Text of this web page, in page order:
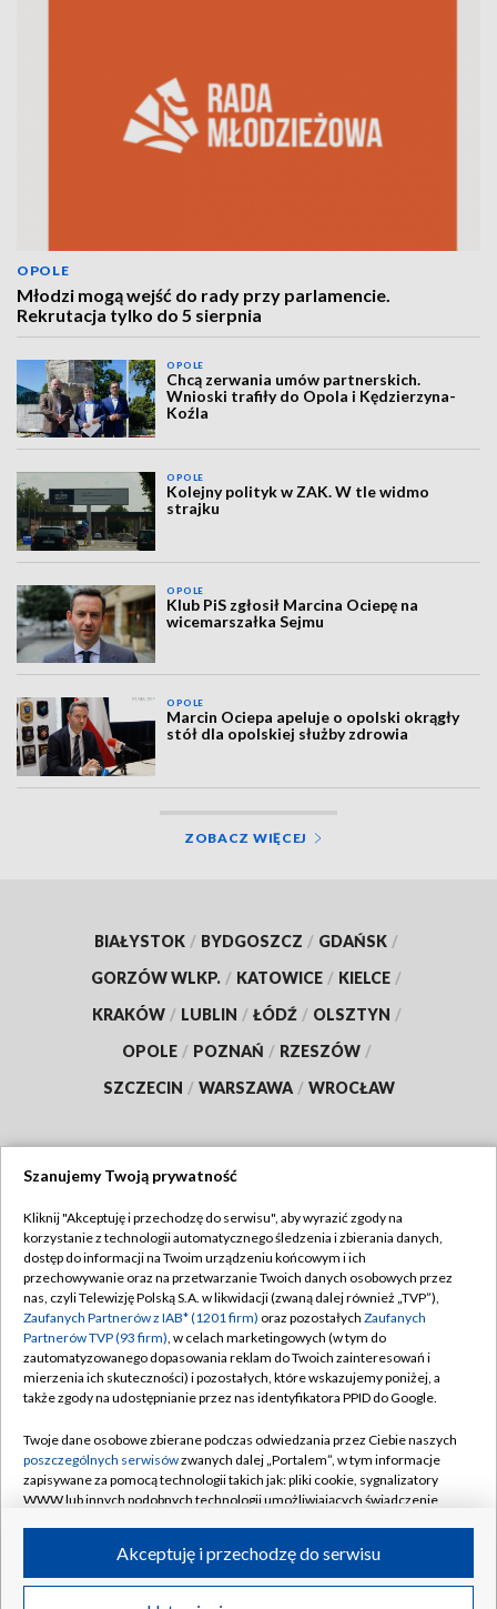
OPOLE
Młodzi mogą wejść do rady przy parlamencie.
Rekrutacja tylko do 5 sierpnia
OPOLE
Chcą zerwania umów partnerskich.
Wnioski trafiły do Opola i Kędzierzyna-
Koźla
OPOLE
Kolejny polityk w ZAK. W tle widmo
strajku
OPOLE
Klub PiS zgłosił Marcina Ociepę na
wicemarszałka Sejmu
OPOLE
Marcin Ociepa apeluje o opolski okrągły
stół dla opolskiej służby zdrowia
ZOBACZ WIĘCEJ
BIAŁYSTOK / BYDGOSZCZ / GDAŃSK /
GORZÓW WLKP. / KATOWICE / KIELCE /
KRAKÓW / LUBLIN / ŁÓDŹ / OLSZTYN /
OPOLE / POZNAŃ / RZESZÓW /
SZCZECIN / WARSZAWA / WROCŁAW
TVP
Abonament TVP
Emisja w TVP
Centrum informacji TVP
Naziemna Telewizja Cyfrowa
Rada Programowa
System NOS
Informacje o nadawcy
Program dla prasy
Regulamin TVP
Polityka prywatności
Moje zgody
Pomoc
Kontakt
Kanały
©2026 Telewizja Polska S.A. w likwidacji
Szanujemy Twoją prywatność
Kliknij "Akceptuję i przechodzę do serwisu", aby wyrazić zgody na
korzystanie z technologii automatycznego śledzenia i zbierania danych,
dostęp do informacji na Twoim urządzeniu końcowym i ich
przechowywanie oraz na przetwarzanie Twoich danych osobowych przez
nas, czyli Telewizję Polską S.A. w likwidacji (zwaną dalej również „TVP”),
Zaufanych Partnerów z IAB* (1201 firm) oraz pozostałych Zaufanych
Partnerów TVP (93 firm), w celach marketingowych (w tym do
zautomatyzowanego dopasowania reklam do Twoich zainteresowań i
mierzenia ich skuteczności) i pozostałych, które wskazujemy poniżej, a
także zgody na udostępnianie przez nas identyfikatora PPID do Google.
Twoje dane osobowe zbierane podczas odwiedzania przez Ciebie naszych
poszczególnych serwisówzwanych dalej „Portalem”, w tym informacje
zapisywane za pomocą technologii takich jak: pliki cookie, sygnalizatory
WWW lub innych podobnych technologii umożliwiających świadczenie
ruchu w Internecie.
Twoje dane osobowe zbierane podczas odwiedzania przez Ciebie
Akceptuję i przechodzę do serwisu